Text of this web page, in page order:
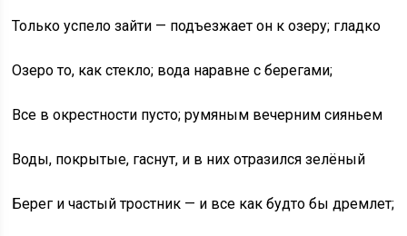
Только успело зайти — подъезжает он к озеру; гладко
Озеро то, как стекло; вода наравне с берегами;
Все в окрестности пусто; румяным вечерним сияньем
Воды, покрытые, гаснут, и в них отразился зелёный
Берег и частый тростник — и все как будто бы дремлет;